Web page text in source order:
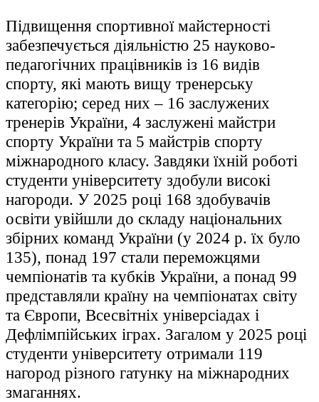
Підвищення спортивної майстерності
забезпечується діяльністю 25 науково-
педагогічних працівників із 16 видів
спорту, які мають вищу тренерську
категорію; серед них – 16 заслужених
тренерів України, 4 заслужені майстри
спорту України та 5 майстрів спорту
міжнародного класу. Завдяки їхній роботі
студенти університету здобули високі
нагороди. У 2025 році 168 здобувачів
освіти увійшли до складу національних
збірних команд України (у 2024 р. їх було
135), понад 197 стали переможцями
чемпіонатів та кубків України, а понад 99
представляли країну на чемпіонатах світу
та Європи, Всесвітніх універсіадах і
Дефлімпійських іграх. Загалом у 2025 році
студенти університету отримали 119
нагород різного гатунку на міжнародних
змаганнях.